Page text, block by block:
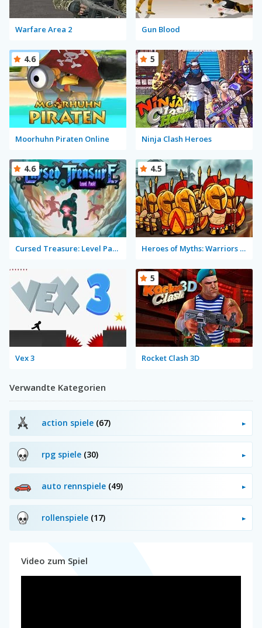
Warfare Area 2 Gun Blood
Moorhuhn Piraten Online
4.6
Ninja Clash Heroes
5
Cursed Treasure: Level Pack!
4.6
Heroes of Myths: Warriors of Gods
4.5
Vex 3 Rocket Clash 3D
5
Verwandte Kategorien
action spiele (67)
rpg spiele (30)
auto rennspiele (49)
rollenspiele (17)
Video zum Spiel